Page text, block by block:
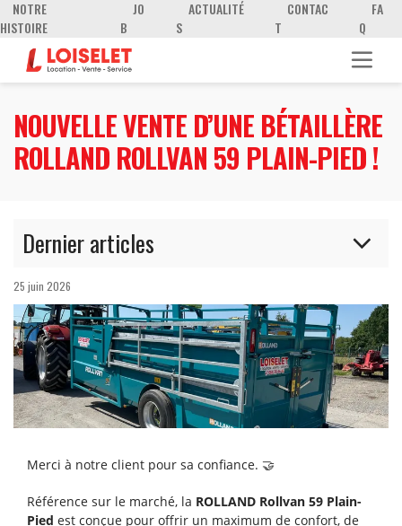
NOTRE
HISTOIRE
JO
B
ACTUALITÉ
S
CONTAC
T
FA
Q
NOUVELLE VENTE D’UNE BÉTAILLÈRE
ROLLAND ROLLVAN 59 PLAIN-PIED !
Dernier articles
Nouvelle vente de deux souffleurs Stand-On
FERRIS FB1000 !
Nouvelle vente d'un MANITOU MLT 841-145 V
Élite !
Nouvelle vente d'un tracteur KUBOTA LX401 !
MANITOU MT 1840 HA !
Nouvelle vente d'une mini-pelle KOMATSU
25 juin 2026
Merci à notre client pour sa confiance. 🤝
Référence sur le marché, la ROLLAND Rollvan 59 Plain-
Pied est conçue pour offrir un maximum de confort, de